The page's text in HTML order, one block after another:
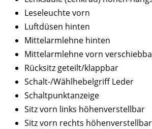
Leseleuchte vorn
Luftdüsen hinten
Mittelarmlehne hinten
Mittelarmlehne vorn
Rücksitz geteilt/klappbar
Schalt-/Wählhebelgriff Leder
Schaltpunktanzeige
Sitz vorn links höhenverstellbar
Sitz vorn rechts höhenverstellbar